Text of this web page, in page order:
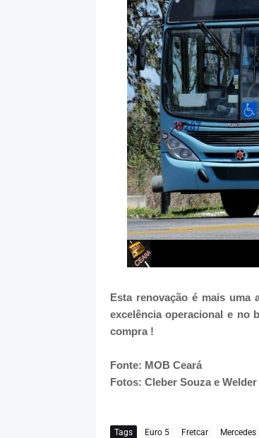
Esta renovação é mais uma
excelência operacional e no
compra !
Fonte: MOB Ceará
Fotos: Cleber Souza e Welder
Tags Euro 5 Fretcar Mercedes